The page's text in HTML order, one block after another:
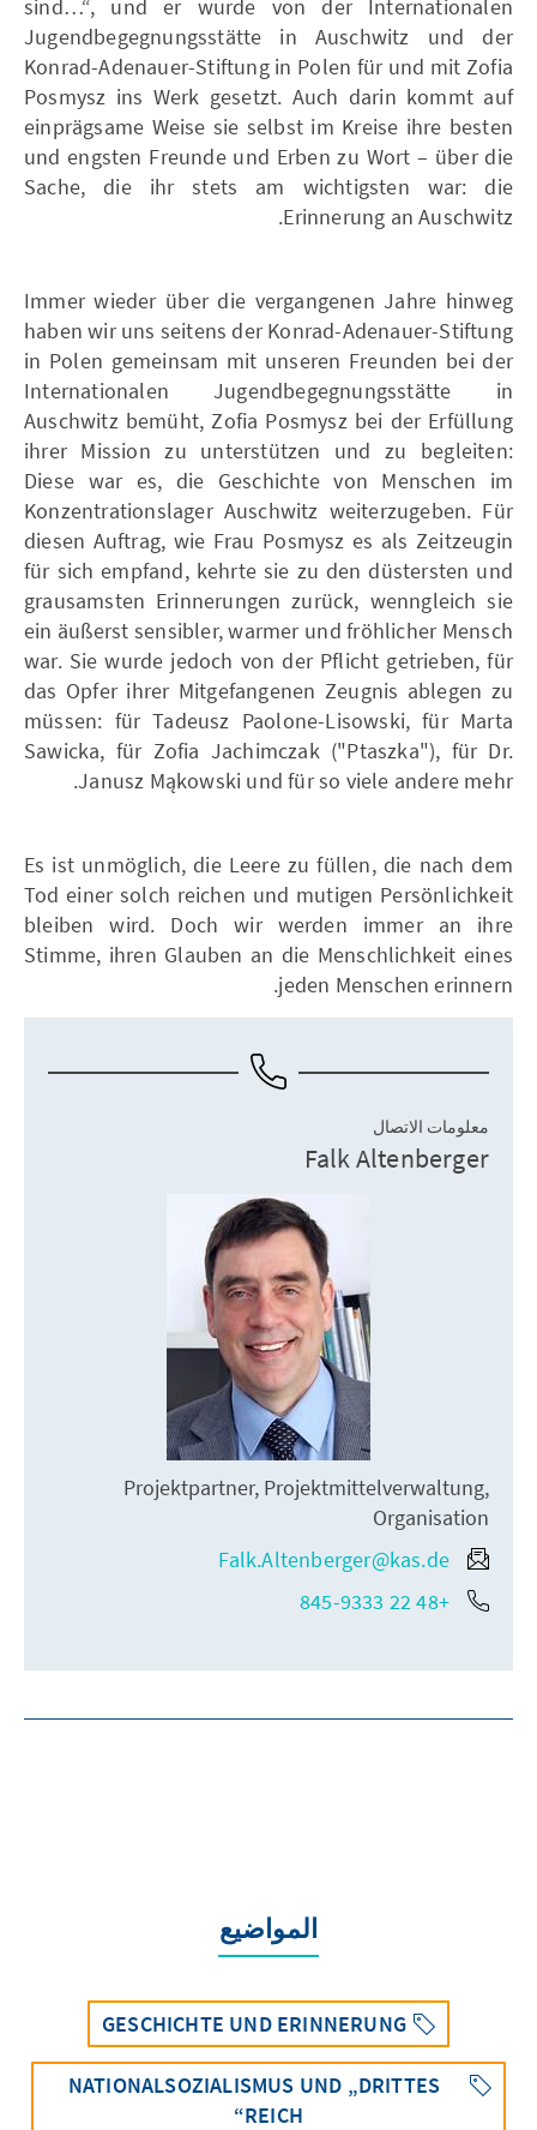
sind…“, und er wurde von der Internationalen
Jugendbegegnungsstätte in Auschwitz und der
Konrad-Adenauer-Stiftung in Polen für und mit Zofia
Posmysz ins Werk gesetzt. Auch darin kommt auf
einprägsame Weise sie selbst im Kreise ihre besten
und engsten Freunde und Erben zu Wort – über die
Sache, die ihr stets am wichtigsten war: die
Erinnerung an Auschwitz.
Immer wieder über die vergangenen Jahre hinweg
haben wir uns seitens der Konrad-Adenauer-Stiftung
in Polen gemeinsam mit unseren Freunden bei der
Internationalen Jugendbegegnungsstätte in
Auschwitz bemüht, Zofia Posmysz bei der Erfüllung
ihrer Mission zu unterstützen und zu begleiten:
Diese war es, die Geschichte von Menschen im
Konzentrationslager Auschwitz weiterzugeben. Für
diesen Auftrag, wie Frau Posmysz es als Zeitzeugin
für sich empfand, kehrte sie zu den düstersten und
grausamsten Erinnerungen zurück, wenngleich sie
ein äußerst sensibler, warmer und fröhlicher Mensch
war. Sie wurde jedoch von der Pflicht getrieben, für
das Opfer ihrer Mitgefangenen Zeugnis ablegen zu
müssen: für Tadeusz Paolone-Lisowski, für Marta
Sawicka, für Zofia Jachimczak ("Ptaszka"), für Dr.
Janusz Mąkowski und für so viele andere mehr.
Es ist unmöglich, die Leere zu füllen, die nach dem
Tod einer solch reichen und mutigen Persönlichkeit
bleiben wird. Doch wir werden immer an ihre
Stimme, ihren Glauben an die Menschlichkeit eines
jeden Menschen erinnern.
معلومات الاتصال
Falk Altenberger
Projektpartner, Projektmittelverwaltung,
Organisation
Falk.Altenberger@kas.de
+48 22 845-9333
المواضيع
GESCHICHTE UND ERINNERUNG
NATIONALSOZIALISMUS UND „DRITTES
REICH“